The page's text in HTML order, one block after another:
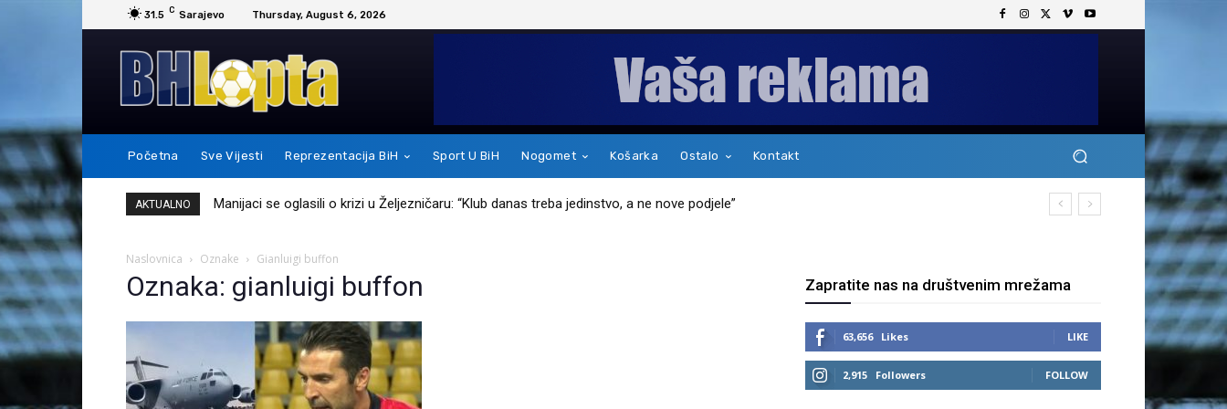
31.5 C Sarajevo Thursday, August 6, 2026
Početna Sve Vijesti Reprezentacija BiH Sport U BiH Nogomet Košarka Ostalo Kontakt
AKTUALNO Manijaci se oglasili o krizi u Željezničaru: “Klub danas treba jedinstvo, a ne nove podjele”
Naslovnica Oznake Gianluigi buffon
Oznaka: gianluigi buffon Zapratite nas na društvenim mrežama
63,656 Likes LIKE
2,915 Followers FOLLOW